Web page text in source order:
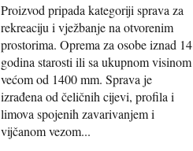
Proizvod pripada kategoriji sprava za
rekreaciju i vježbanje na otvorenim
prostorima. Oprema za osobe iznad 14
godina starosti ili sa ukupnom visinom
većom od 1400 mm. Sprava je
izrađena od čeličnih cijevi, profila i
limova spojenih zavarivanjem i
vijčanom vezom...